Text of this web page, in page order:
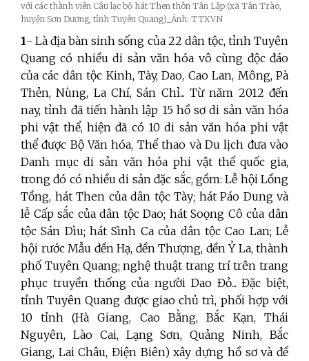
với các thành viên Câu lạc bộ hát Then thôn Tân Lập (xã Tân Trào,
huyện Sơn Dương, tỉnh Tuyên Quang)_Ảnh: TTXVN
1- Là địa bàn sinh sống của 22 dân tộc, tỉnh Tuyên
Quang có nhiều di sản văn hóa vô cùng độc đáo
của các dân tộc Kinh, Tày, Dao, Cao Lan, Mông, Pà
Thẻn, Nùng, La Chí, Sán Chỉ... Từ năm 2012 đến
nay, tỉnh đã tiến hành lập 15 hồ sơ di sản văn hóa
phi vật thể, hiện đã có 10 di sản văn hóa phi vật
thể được Bộ Văn hóa, Thể thao và Du lịch đưa vào
Danh mục di sản văn hóa phi vật thể quốc gia,
trong đó có nhiều di sản đặc sắc, gồm: Lễ hội Lồng
Tồng, hát Then của dân tộc Tày; hát Páo Dung và
lễ Cấp sắc của dân tộc Dao; hát Soọng Cô của dân
tộc Sán Dìu; hát Sình Ca của dân tộc Cao Lan; Lễ
hội rước Mẫu đền Hạ, đền Thượng, đền Ỷ La, thành
phố Tuyên Quang; nghệ thuật trang trí trên trang
phục truyền thống của người Dao Đỏ... Đặc biệt,
tỉnh Tuyên Quang được giao chủ trì, phối hợp với
10 tỉnh (Hà Giang, Cao Bằng, Bắc Kạn, Thái
Nguyên, Lào Cai, Lạng Sơn, Quảng Ninh, Bắc
Giang, Lai Châu, Điện Biên) xây dựng hồ sơ và đề